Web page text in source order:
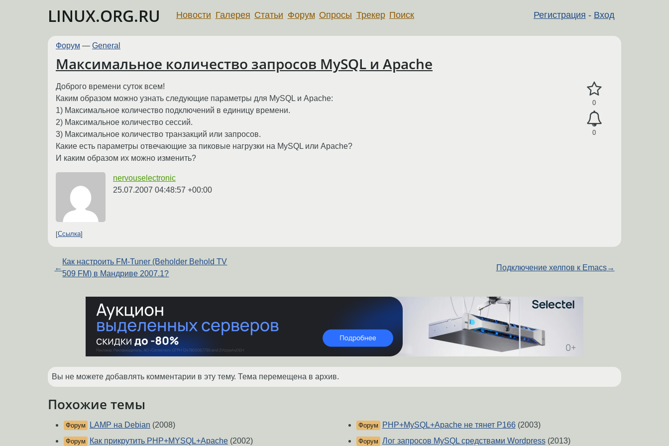
LINUX.ORG.RU Регистрация - Вход
Новости Галерея Статьи Форум Опросы Трекер Поиск
Форум — General
Максимальное количество запросов MySQL и Apache
0
0
Доброго времени суток всем!
Каким образом можно узнать следующие параметры для MySQL и Apache:
1) Максимальное количество подключений в единицу времени.
2) Максимальное количество сессий.
3) Максимальное количество транзакций или запросов.
Какие есть параметры отвечающие за пиковые нагрузки на MySQL или Apache?
И каким образом их можно изменить?
nervouselectronic
25.07.2007 04:48:57 +00:00
Ссылка
←
Как настроить FM-Tuner (Beholder Behold TV
509 FM) в Мандриве 2007.1?
Подключение хелпов к Emacs→
Вы не можете добавлять комментарии в эту тему. Тема перемещена в архив.
Похожие темы
Форум LAMP на Debian (2008)
Форум Как прикрутить PHP+MYSQL+Apache (2002)
Форум PHP+MySQL+Apache не тянет Р166(2003)
Форум Лог запросов MySQL средствами Wordpress(2013)